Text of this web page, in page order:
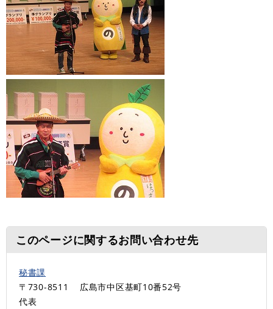
このページに関するお問い合わせ先
秘書課
〒730-8511
広島市中区基町10番52号
代表